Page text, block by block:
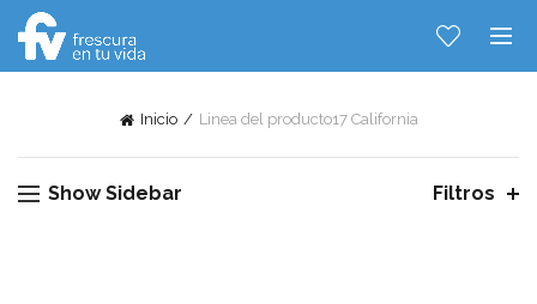
Inicio Linea del producto17 California
Show Sidebar Filtros